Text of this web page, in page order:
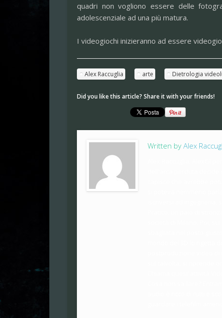
quadri non vogliono essere delle
adolescenziale ad una più matura.
I videogiochi inizieranno ad essere
Alex Raccuglia arte Dietrologia
Did you like this article? Share it with your friends!
Written by Alex